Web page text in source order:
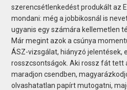
szerencsétlenkedést produkált az
mondani: még a jobbikosnál is
ugyanis egy számára kellemetlen
Már megint azok a csúnya
ÁSZ-vizsgálat, hiányzó jelentések,
rosszcsontságok. Aki rossz fát tett
maradjon csendben,
olvashatatlan papírt mutogatni,